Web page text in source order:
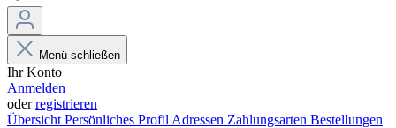
Menü schließen
Ihr Konto
Anmelden
oderregistrieren
Übersicht Persönliches Profil Adressen Zahlungsarten Bestellungen